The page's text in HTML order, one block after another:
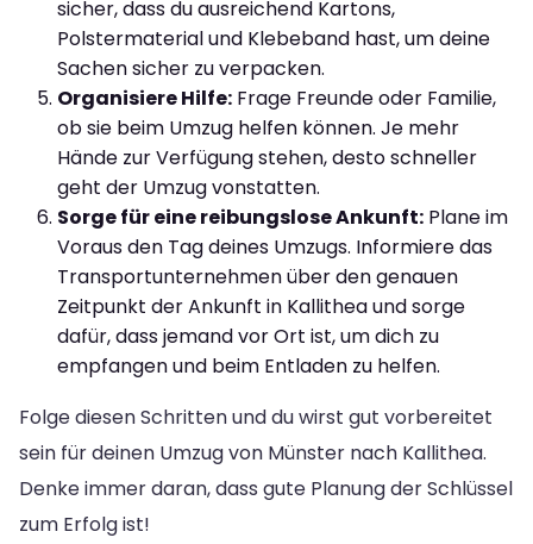
sicher, dass du ausreichend Kartons,
Polstermaterial und Klebeband hast, um deine
Sachen sicher zu verpacken.
Organisiere Hilfe: Frage Freunde oder Familie,
ob sie beim Umzug helfen können. Je mehr
Hände zur Verfügung stehen, desto schneller
geht der Umzug vonstatten.
Sorge für eine reibungslose Ankunft: Plane im
Voraus den Tag deines Umzugs. Informiere das
Transportunternehmen über den genauen
Zeitpunkt der Ankunft in Kallithea und sorge
dafür, dass jemand vor Ort ist, um dich zu
empfangen und beim Entladen zu helfen.
Folge diesen Schritten und du wirst gut vorbereitet
sein für deinen Umzug von Münster nach Kallithea.
Denke immer daran, dass gute Planung der Schlüssel
zum Erfolg ist!